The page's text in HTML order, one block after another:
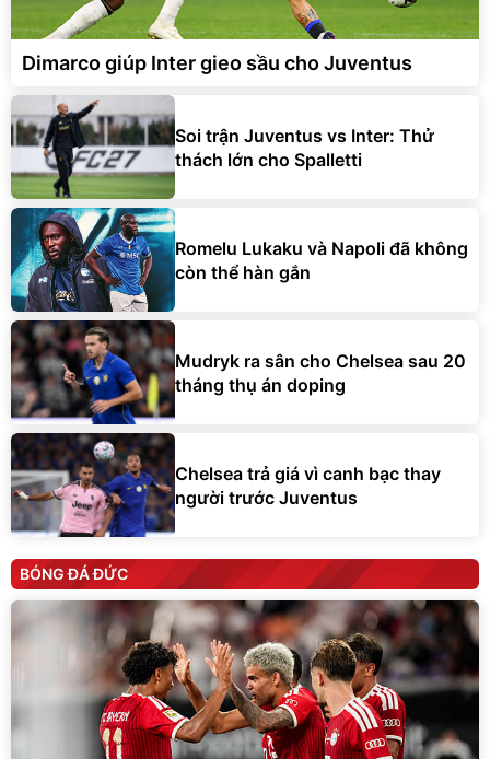
Dimarco giúp Inter gieo sầu cho Juventus
Soi trận Juventus vs Inter: Thử
thách lớn cho Spalletti
Romelu Lukaku và Napoli đã không
còn thể hàn gắn
Mudryk ra sân cho Chelsea sau 20
tháng thụ án doping
Chelsea trả giá vì canh bạc thay
người trước Juventus
BÓNG ĐÁ ĐỨC